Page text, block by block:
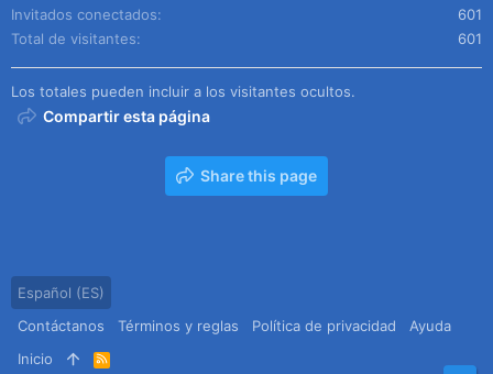
Invitados conectados
601
Total de visitantes
601
Los totales pueden incluir a los visitantes ocultos.
Compartir esta página
Share this page
Español (ES)
Contáctanos
Términos y reglas Política de privacidad
Ayuda
Inicio
R